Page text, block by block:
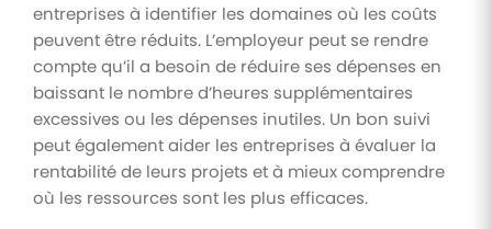
entreprises à identifier les domaines où les coûts
peuvent être réduits. L’employeur peut se rendre
compte qu’il a besoin de réduire ses dépenses en
baissant le nombre d’heures supplémentaires
excessives ou les dépenses inutiles. Un bon suivi
peut également aider les entreprises à évaluer la
rentabilité de leurs projets et à mieux comprendre
où les ressources sont les plus efficaces.